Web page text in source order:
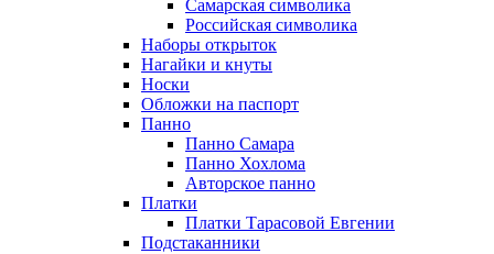
Самарская символика
Российская символика
Наборы открыток
Нагайки и кнуты
Носки
Обложки на паспорт
Панно
Панно Самара
Панно Хохлома
Авторское панно
Платки
Платки Тарасовой Евгении
Подстаканники